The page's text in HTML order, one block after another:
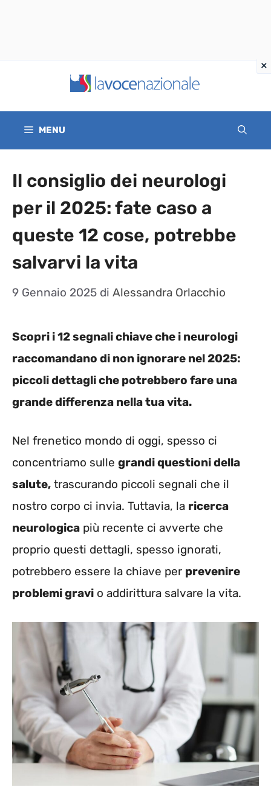
contenuto
MENU
Il consiglio dei neurologi
per il 2025: fate caso a
queste 12 cose, potrebbe
salvarvi la vita
9 Gennaio 2025 di Alessandra Orlacchio
Scopri i 12 segnali chiave che i neurologi
raccomandano di non ignorare nel 2025:
piccoli dettagli che potrebbero fare una
grande differenza nella tua vita.
Nel frenetico mondo di oggi, spesso ci
concentriamo sulle grandi questioni della
salute, trascurando piccoli segnali che il
nostro corpo ci invia. Tuttavia, la ricerca
neurologica più recente ci avverte che
proprio questi dettagli, spesso ignorati,
potrebbero essere la chiave per prevenire
problemi gravi o addirittura salvare la vita.